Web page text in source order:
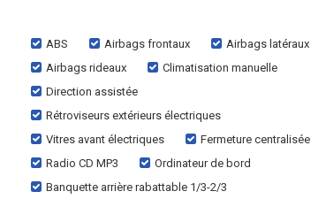
ABS Airbags frontaux
Airbags latéraux
Airbags rideaux
Climatisation manuelle
Direction assistée
Rétroviseurs extérieurs électriques
Vitres avant électriques
Fermeture centralisée
Radio CD MP3
Ordinateur de bord
Banquette arrière rabattable 1/3-2/3